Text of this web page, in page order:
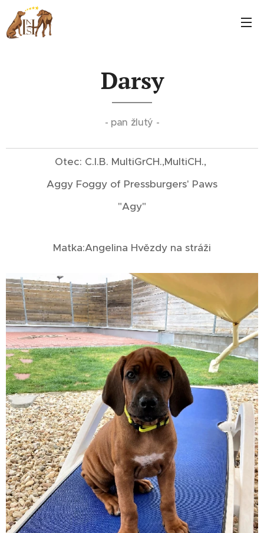
Darsy
- pan žlutý -
Otec: C.I.B. MultiGrCH.,MultiCH.,
Aggy Foggy of Pressburgers' Paws
"Agy"
Matka:Angelina Hvězdy na stráži